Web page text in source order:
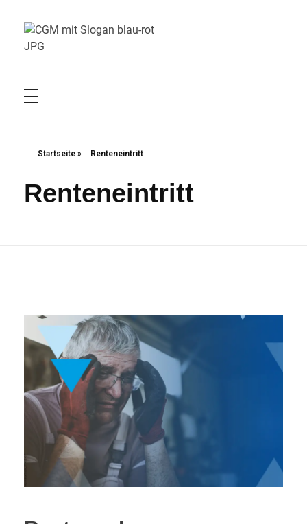
Startseite » Renteneintritt
Renteneintritt